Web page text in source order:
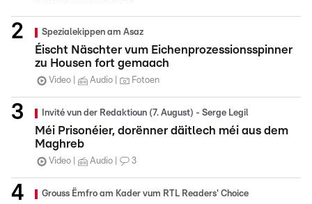
Spezialekippen am Asaz
Éischt Näschter vum Eichenprozessionsspinner
zu Housen fort gemaach
Video Audio Fotoen
Invité vun der Redaktioun (7. August) - Serge Legil
Méi Prisonéier, dorënner däitlech méi aus dem
Maghreb
Video Audio 3
Grouss Ëmfro am Kader vum RTL Readers' Choice